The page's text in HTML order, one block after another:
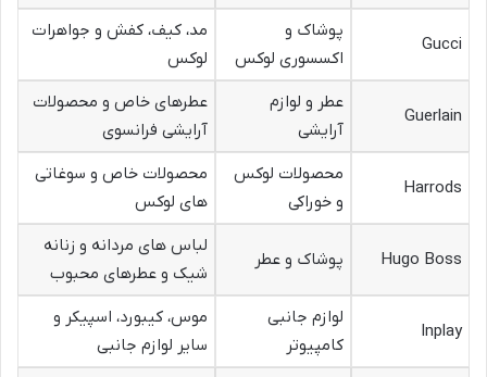
Gucci
پوشاک و
اکسسوری لوکس
مد، کیف، کفش و جواهرات
لوکس
Guerlain
عطر و لوازم
آرایشی
عطرهای خاص و محصولات
آرایشی فرانسوی
Harrods
محصولات لوکس
و خوراکی
محصولات خاص و سوغاتی
های لوکس
Hugo Boss پوشاک و عطر
لباس های مردانه و زنانه
شیک و عطرهای محبوب
Inplay
لوازم جانبی
کامپیوتر
موس، کیبورد، اسپیکر و
سایر لوازم جانبی